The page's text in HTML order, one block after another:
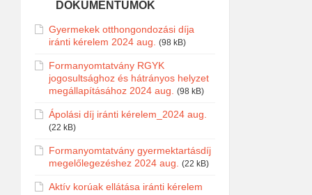
DOKUMENTUMOK
Gyermekek otthongondozási díja
iránti kérelem 2024 aug. (98 kB)
Formanyomtatvány RGYK
jogosultsághoz és hátrányos helyzet
megállapításához 2024 aug. (98 kB)
Ápolási díj iránti kérelem_2024 aug.
(22 kB)
Formanyomtatvány gyermektartásdíj
megelőlegezéshez 2024 aug. (22 kB)
Aktív korúak ellátása iránti kérelem